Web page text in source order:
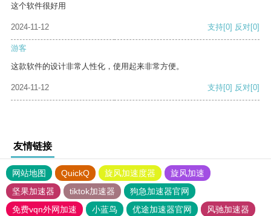
这个软件很好用
2024-11-12 支持[0] 反对[0]
游客
这款软件的设计非常人性化，使用起来非常方便。
2024-11-12 支持[0] 反对[0]
友情链接
网站地图 QuickQ 旋风加速度器
旋风加速
坚果加速器
tiktok加速器
狗急加速器官网
免费vqn外网加速
小蓝鸟 优途加速器官网
风驰加速器